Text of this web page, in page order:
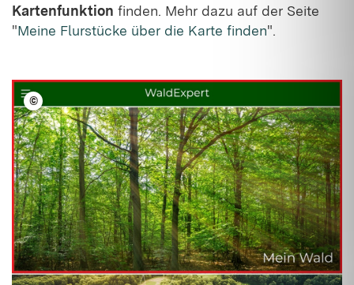
Kartenfunktion finden. Mehr dazu auf der Seite
"Meine Flurstücke über die Karte finden".
© LFV BW/stock.adobe/Robert Leßman, Nanang, Jim Barris